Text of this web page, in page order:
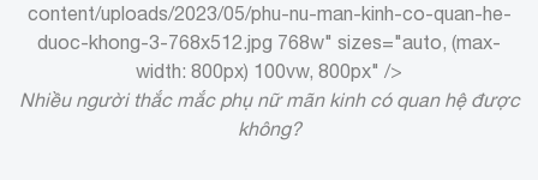
content/uploads/2023/05/phu-nu-man-kinh-co-quan-he-
duoc-khong-3-768x512.jpg 768w" sizes="auto, (max-
width: 800px) 100vw, 800px" />
Nhiều người thắc mắc phụ nữ mãn kinh có quan hệ được
không?